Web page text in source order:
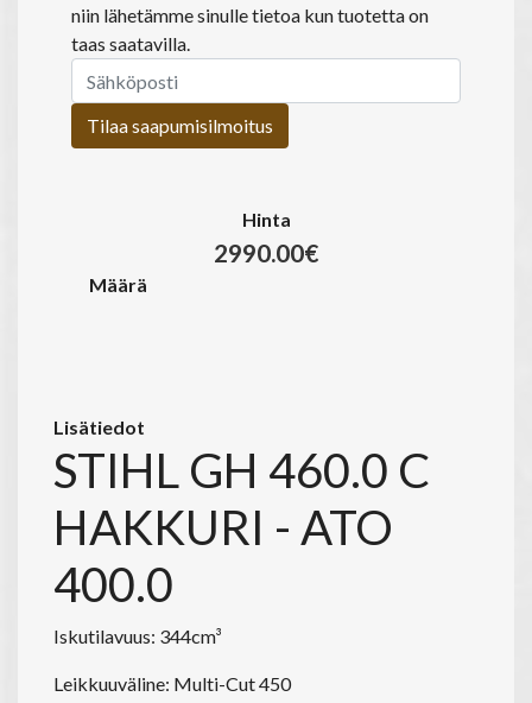
niin lähetämme sinulle tietoa kun tuotetta on
taas saatavilla.
Tilaa saapumisilmoitus
Hinta
2990.00€
Määrä
Lisätiedot
STIHL GH 460.0 C
HAKKURI - ATO
400.0
Iskutilavuus: 344cm³
Leikkuuväline: Multi-Cut 450